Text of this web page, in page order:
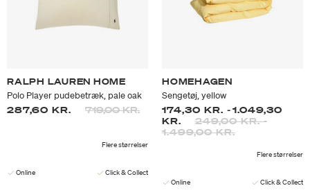
RALPH LAUREN HOME
Polo Player pudebetræk, pale oak
287,60 KR.
Prisen er nedsat fra
719,00 KR.til
Flere størrelser
Online Click & Collect
HOMEHAGEN
Sengetøj, yellow
174,30 KR. -1.049,30
KR.
249,00 KR.-
1.499,00 KR.
Flere størrelser
Online Click & Collect